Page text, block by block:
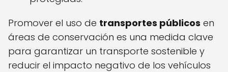
Promover el uso de transportes públicos en
áreas de conservación es una medida clave
para garantizar un transporte sostenible y
reducir el impacto negativo de los vehículos